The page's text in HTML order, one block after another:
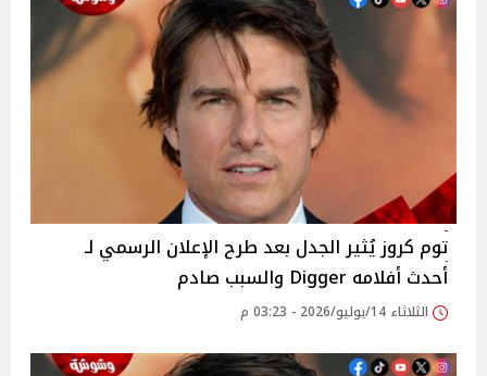
توم كروز يُثير الجدل بعد طرح الإعلان الرسمي لـ
أحدث أفلامه Digger والسبب صادم
الثلاثاء 14/يوليو/2026 - 03:23 م